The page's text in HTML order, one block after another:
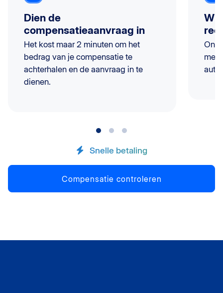
Dien de
compensatieaanvraag in
Het kost maar 2 minuten om het
bedrag van je compensatie te
achterhalen en de aanvraag in te
dienen.
Wij
met
Snelle betaling
Compensatie controleren